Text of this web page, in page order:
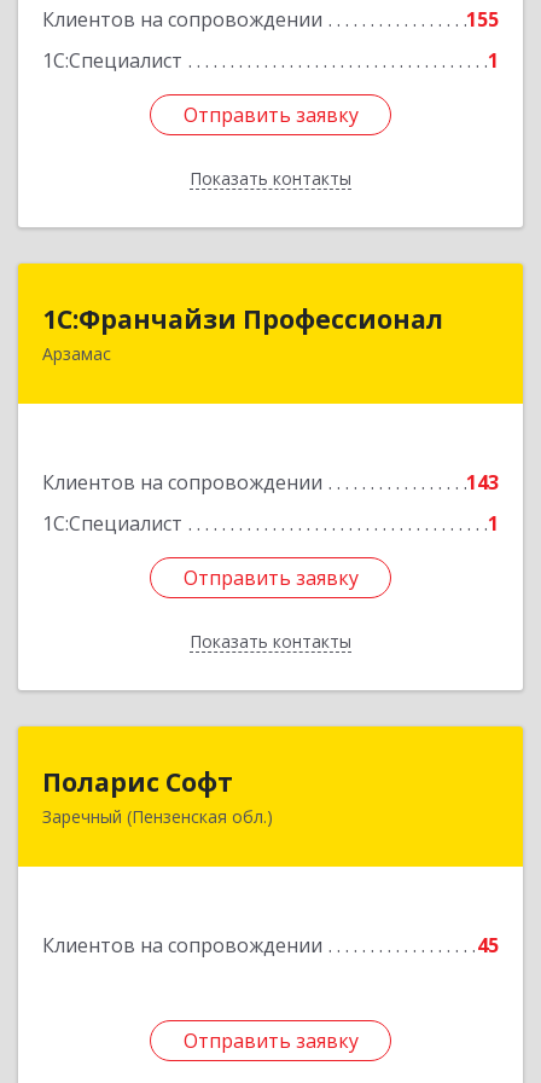
Клиентов на сопровождении
155
1С:Специалист
1
Отправить заявку
Показать контакты
Отправить заявку
Назад
1С:Франчайзи Профессионал
Арзамас
Клиентов на сопровождении
143
1С:Специалист
1
Отправить заявку
Показать контакты
1С:Франчайзи Профессионал
607227, Нижегородская обл, Арзамас г, Кирова
Отправить заявку
Назад
Поларис Софт
Заречный (Пензенская обл.)
Клиентов на сопровождении 45
Отправить заявку
442960, Пензенская обл, Заречный г,
Отправить заявку